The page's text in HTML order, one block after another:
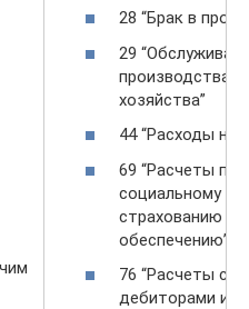
28 “Брак в
29
производства и
хозяйства”
44 “Расходы на
69 “Расчеты по
социальному
страхованию и
обеспечению”
76 “Расчеты с
дебиторами и